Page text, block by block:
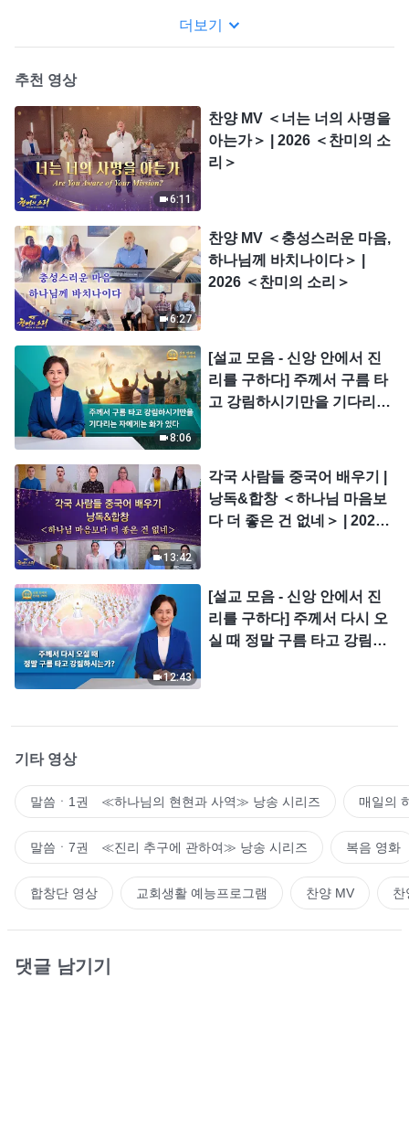
더보기
추천 영상
6:11
찬양 MV ＜너는 너의 사명을
아는가＞ | 2026 ＜찬미의 소
리＞
6:27
찬양 MV ＜충성스러운 마음,
하나님께 바치나이다＞ |
2026 ＜찬미의 소리＞
8:06
[설교 모음 - 신앙 안에서 진
리를 구하다] 주께서 구름 타
고 강림하시기만을 기다리는
13:42
각국 사람들 중국어 배우기 |
낭독&합창 ＜하나님 마음보
다 더 좋은 건 없네＞ | 2026
12:43
[설교 모음 - 신앙 안에서 진
리를 구하다] 주께서 다시 오
실 때 정말 구름 타고 강림하
기타 영상
말씀ㆍ1권 ≪하나님의 현현과 사역≫ 낭송 시리즈 매일의
말씀ㆍ7권 ≪진리 추구에 관하여≫ 낭송 시리즈 복음 영화
합창단 영상 교회생활 예능프로그램 찬양 MV 찬
댓글 남기기